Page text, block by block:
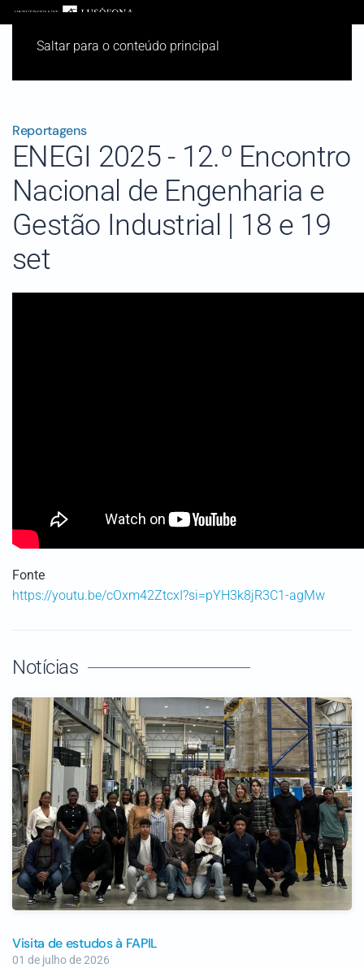
Saltar para o conteúdo principal
Reportagens
ENEGI 2025 - 12.º Encontro
Nacional de Engenharia e
Gestão Industrial | 18 e 19
set
Fonte
https://youtu.be/cOxm42ZtcxI?si=pYH3k8jR3C1-agMw
Notícias
Visita de estudos à FAPIL
01 de julho de 2026